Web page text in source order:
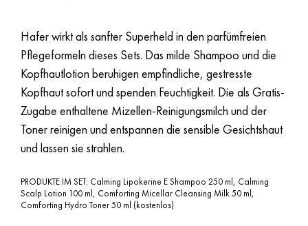
Hafer wirkt als sanfter Superheld in den parfümfreien
Pflegeformeln dieses Sets. Das milde Shampoo und die
Kopfhautlotion beruhigen empfindliche, gestresste
Kopfhaut sofort und spenden Feuchtigkeit. Die als Gratis-
Zugabe enthaltene Mizellen-Reinigungsmilch und der
Toner reinigen und entspannen die sensible Gesichtshaut
und lassen sie strahlen.
PRODUKTE IM SET: Calming Lipokerine E Shampoo 250 ml, Calming
Scalp Lotion 100 ml, Comforting Micellar Cleansing Milk 50 ml,
Comforting Hydro Toner 50 ml (kostenlos)